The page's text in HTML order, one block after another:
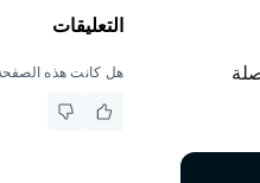
التعليقات
هل كانت هذه